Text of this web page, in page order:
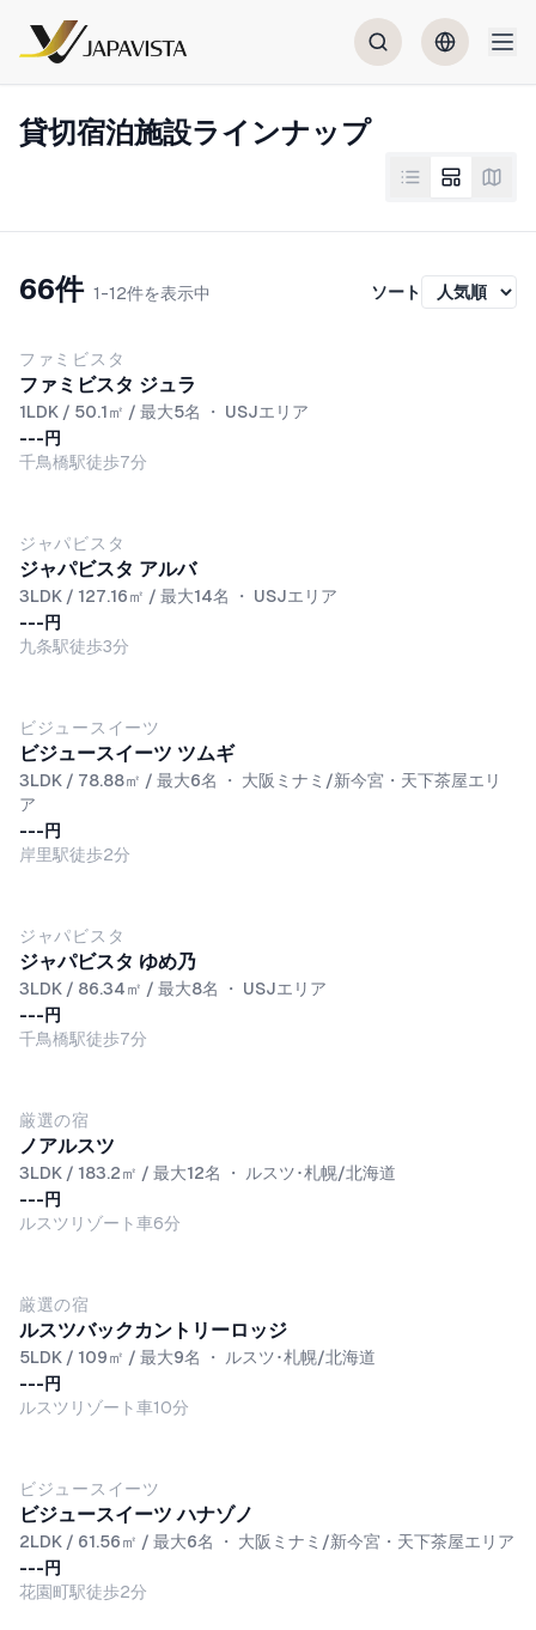
貸切宿泊施設ラインナップ
66件 1-12件を表示中 ソート
ファミビスタ
ファミビスタ ジュラ
1LDK / 50.1㎡ / 最大5名 ・ USJエリア
---円
千鳥橋駅徒歩7分
ジャパビスタ
ジャパビスタ アルバ
3LDK / 127.16㎡ / 最大14名 ・ USJエリア
---円
九条駅徒歩3分
ビジュースイーツ
ビジュースイーツ ツムギ
3LDK / 78.88㎡ / 最大6名 ・ 大阪ミナミ/新今宮・天下茶屋エリ
ア
---円
岸里駅徒歩2分
ジャパビスタ
ジャパビスタ ゆめ乃
3LDK / 86.34㎡ / 最大8名 ・ USJエリア
---円
千鳥橋駅徒歩7分
厳選の宿
ノアルスツ
3LDK / 183.2㎡ / 最大12名 ・
ルスツ･札幌/北海道
---円
ルスツリゾート車6分
厳選の宿
ルスツバックカントリーロッジ
5LDK / 109㎡ / 最大9名 ・
ルスツ･札幌/北海道
---円
ルスツリゾート車10分
ビジュースイーツ
ビジュースイーツ ハナゾノ
2LDK / 61.56㎡ / 最大6名 ・ 大阪ミナミ/新今宮・天下茶屋エリア
---円
花園町駅徒歩2分